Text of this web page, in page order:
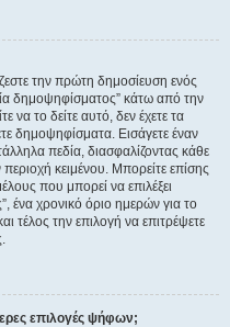
την πρώτη δημοσίευση ενός
δημοψηφίσματος” κάτω από την
να το δείτε αυτό, δεν έχετε τα
δημοψηφίσματα. Εισάγετε έναν
πεδία, διασφαλίζοντας κάθε
κειμένου. Μπορείτε επίσης
που μπορεί να επιλέξει
ένα χρονικό όριο ημερών για το
τέλος την επιλογή να επιτρέψετε
επιλογές ψήφων;